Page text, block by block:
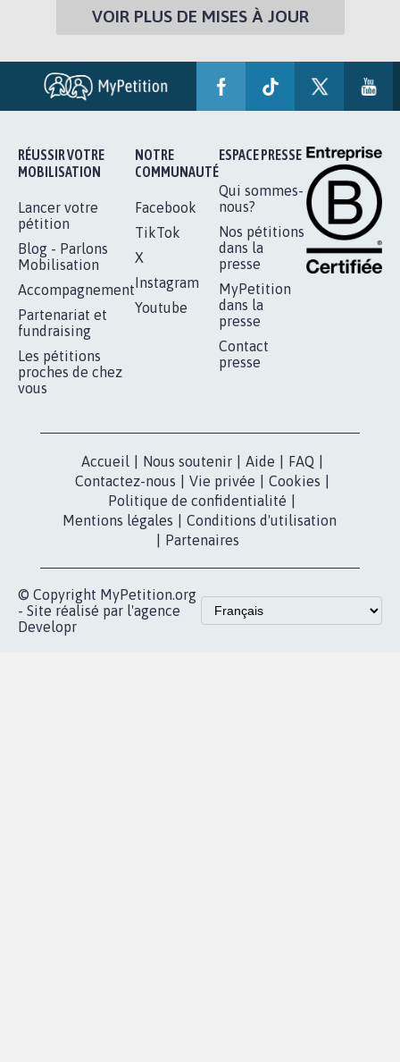
VOIR PLUS DE MISES À JOUR
RÉUSSIR VOTRE
MOBILISATION
Lancer votre
pétition
Blog - Parlons
Mobilisation
Accompagnement
Partenariat et
fundraising
Les pétitions
proches de chez
vous
NOTRE
COMMUNAUTÉ
Facebook
TikTok
X
Instagram
Youtube
ESPACE PRESSE
Qui sommes-
nous?
Nos pétitions
dans la
presse
MyPetition
dans la
presse
Contact
presse
Accueil Nous soutenir Aide FAQ
Contactez-nous
Vie privée Cookies
Politique de confidentialité
Mentions légales
Conditions d'utilisation
Partenaires
© Copyright MyPetition.org
- Site réalisé par l'agence
Developr